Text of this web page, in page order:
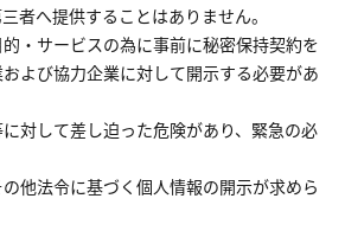
者へ提供することはありません。
・サービスの為に事前に秘密保持契約を
よび協力企業に対して開示する必要があ
対して差し迫った危険があり、緊急の必
他法令に基づく個人情報の開示が求めら